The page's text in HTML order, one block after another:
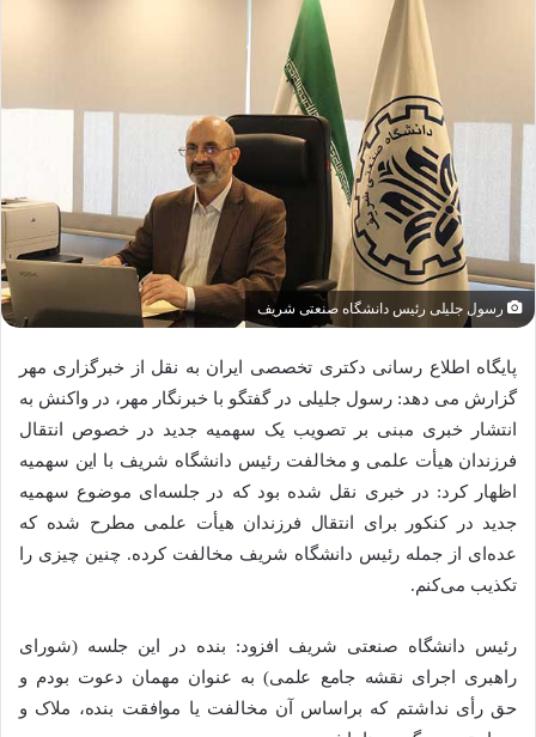
رسول جلیلی رئیس دانشگاه صنعتی شریف
پایگاه اطلاع رسانی دکتری تخصصی ایران به نقل از خبرگزاری مهر
گزارش می دهد: رسول جلیلی در گفتگو با خبرنگار مهر، در واکنش به
انتشار خبری مبنی بر تصویب یک سهمیه جدید در خصوص انتقال
فرزندان هیأت علمی و مخالفت رئیس دانشگاه شریف با این سهمیه
اظهار کرد: در خبری نقل شده بود که در جلسه‌ای موضوع سهمیه
جدید در کنکور برای انتقال فرزندان هیأت علمی مطرح شده که
عده‌ای از جمله رئیس دانشگاه شریف مخالفت کرده. چنین چیزی را
تکذیب می‌کنم.
رئیس دانشگاه صنعتی شریف افزود: بنده در این جلسه (شورای
راهبری اجرای نقشه جامع علمی) به عنوان مهمان دعوت بودم و
حق رأی نداشتم که براساس آن مخالفت یا موافقت بنده، ملاک و